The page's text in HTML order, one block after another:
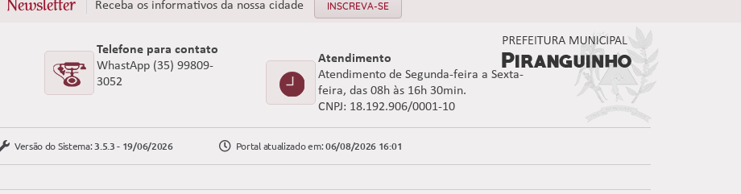
Newsletter Receba os informativos da nossa cidade INSCREVA-SE
Telefone para contato
WhastApp (35) 99809-
3052
Atendimento
Atendimento de Segunda-feira a Sexta-
feira, das 08h às 16h 30min.
CNPJ: 18.192.906/0001-10
Versão do Sistema: 3.5.3 - 19/06/2026 Portal atualizado em:06/08/2026 16:01